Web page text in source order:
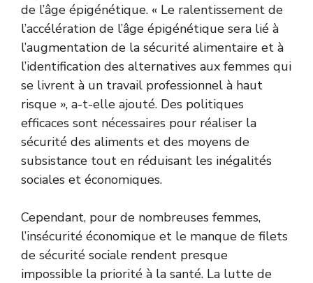
de l’âge épigénétique. « Le ralentissement de
l’accélération de l’âge épigénétique sera lié à
l’augmentation de la sécurité alimentaire et à
l’identification des alternatives aux femmes qui
se livrent à un travail professionnel à haut
risque », a-t-elle ajouté. Des politiques
efficaces sont nécessaires pour réaliser la
sécurité des aliments et des moyens de
subsistance tout en réduisant les inégalités
sociales et économiques.
Cependant, pour de nombreuses femmes,
l’insécurité économique et le manque de filets
de sécurité sociale rendent presque
impossible la priorité à la santé. La lutte de